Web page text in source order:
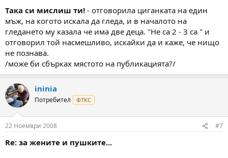
Така си мислиш ти! - отговорила циганката на един
мъж, на когото искала да гледа, и в началото на
гледането му казала че има две деца. "Не са 2 - 3 са " и
отговорил той насмешливо, искайки да и каже, че нищо
не познава.
/може би сбърках мястото на публикацията?/
ininia
Потребител ФТКС
22 Ноември 2008 #7
Re: за жените и пушките...